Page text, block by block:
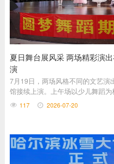
夏日舞台展风采 两场精彩演
演
7月19日，两场风格不同的文艺演
馆接续上演。上午场以少儿舞蹈
一动一静各具特色，为现场观众带
117 2026-07-20